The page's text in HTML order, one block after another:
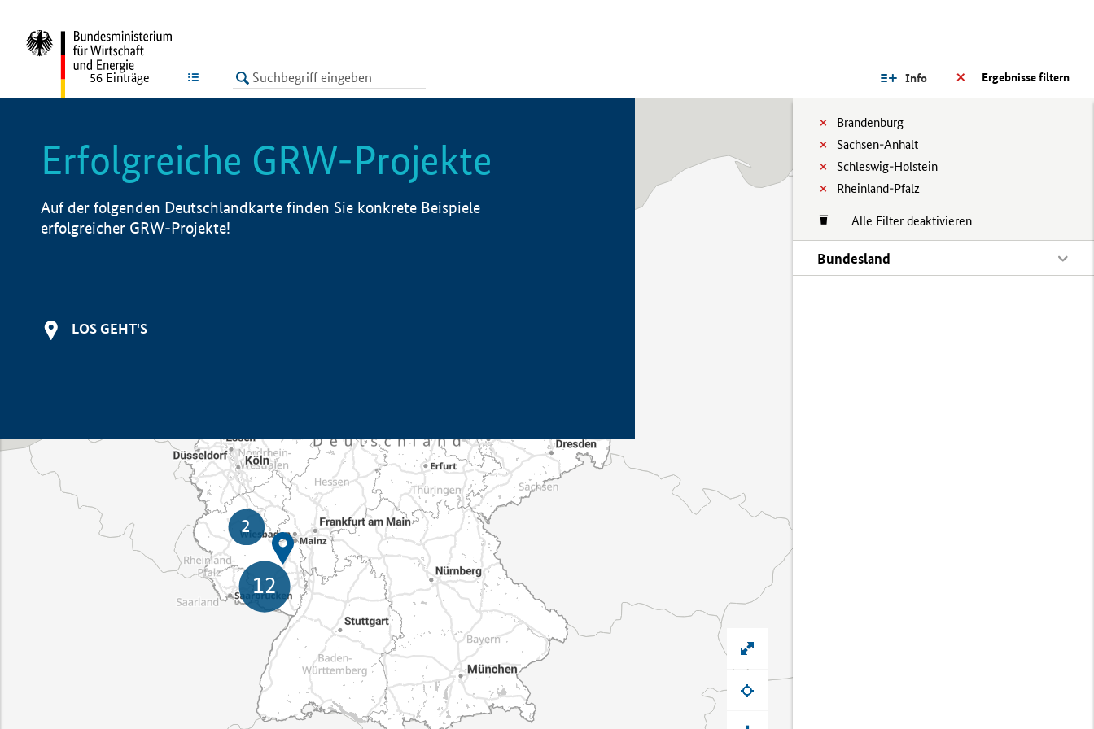
LISTE Ergebnisse filtern
Info
Brandenburg
Sachsen-Anhalt
Schleswig-Holstein
Rheinland-Pfalz
Alle Filter deaktivieren
Bundesland
56 Einträge
Erfolgreiche GRW-Projekte
Auf der folgenden Deutschlandkarte finden Sie konkrete Beispiele
erfolgreicher GRW-Projekte!
LOS GEHT'S